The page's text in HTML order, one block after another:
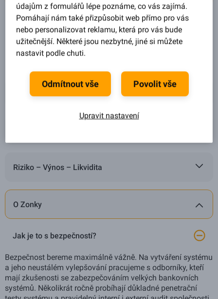
Půjčky Investování
Jak funguje Zonky Rentiér?
Riziko – Výnos – Likvidita
O Zonky
Jak je to s bezpečností?
Bezpečnost bereme maximálně vážně. Na vytváření systému
a jeho neustálém vylepšování pracujeme s odborníky, kteří
mají zkušenosti se zabezpečováním velkých bankovních
systémů. Několikrát ročně probíhají důkladné penetrační
údajům z formulářů lépe poznáme, co vás zajímá.
Pomáhají nám také přizpůsobit web přímo pro vás
nebo personalizovat reklamu, která pro vás bude
užitečnější. Některé jsou nezbytné, jiné si můžete
nastavit podle chuti.
Upravit nastavení
Odmítnout vše Povolit vše